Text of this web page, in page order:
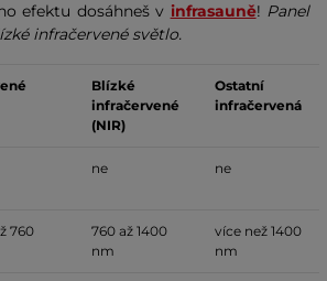
efektu dosáhneš v infrasauně! Panel
infračervené světlo.
Blízké
infračervené
(NIR)
Ostatní
infračervená
ne ne
760
760 až 1400
nm
více než 1400
nm